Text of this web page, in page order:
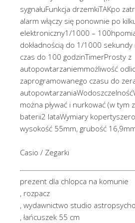
sygnałuFunkcja drzemkiTAKpo
alarm włączy się ponownie po
elektroniczny1/1000 –
dokładnością do 1/1000 sekundy
czas do 100 godzinTimerProsty z
autopowtarzaniemmożliwość
zaprogramowanego czasu do
można pływać i nurkować (w tym
baterii2 lataWymiary
wysokość 55mm, grubość
Casio / Zegarki
prezent dla chlopca na komunie
, rozpacz
, wydawnictwo studio
, łańcuszek 55 cm